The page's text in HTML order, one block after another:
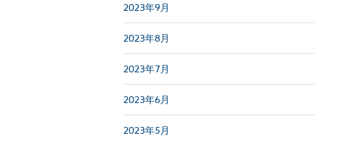
2023年9月
2023年8月
2023年7月
2023年6月
2023年5月